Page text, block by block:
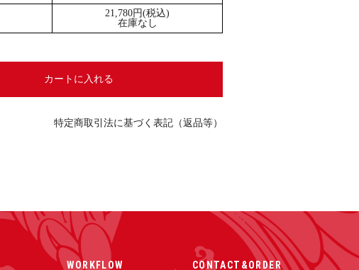
21,780円(税込)
在庫なし
特定商取引法に基づく表記（返品等）
WORKFLOW CONTACT&ORDER